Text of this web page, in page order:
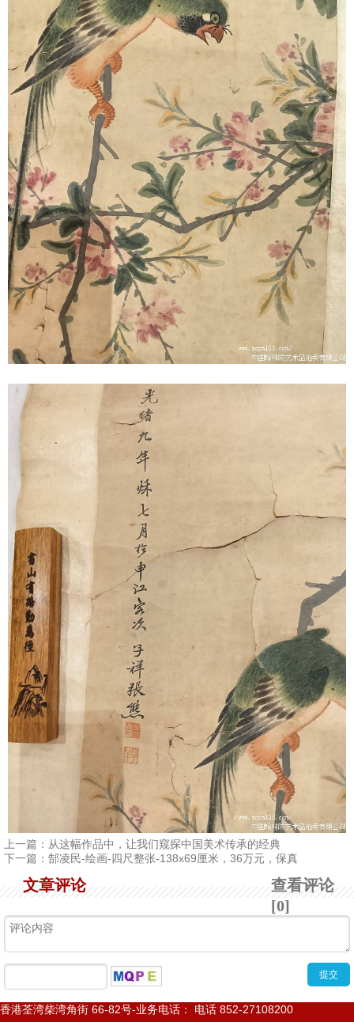
上一篇： 从这幅作品中，让我们窥探中国美术传承的经典
下一篇： 郜凌民-绘画-四尺整张-138x69厘米，36万元，保真
查看评论
[0]
文章评论
香港荃湾柴湾角街 66-82号-业务电话： 电话 852-27108200